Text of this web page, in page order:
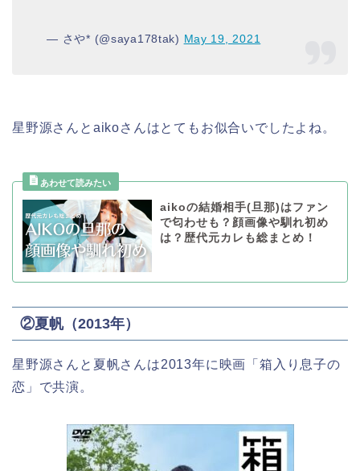
— さや* (@saya178tak) May 19, 2021
星野源さんとaikoさんはとてもお似合いでしたよね。
aikoの結婚相手(旦那)はファン
で匂わせも？顔画像や馴れ初め
は？歴代元カレも総まとめ！
②夏帆（2013年）
星野源さんと夏帆さんは2013年に映画「箱入り息子の
恋」で共演。